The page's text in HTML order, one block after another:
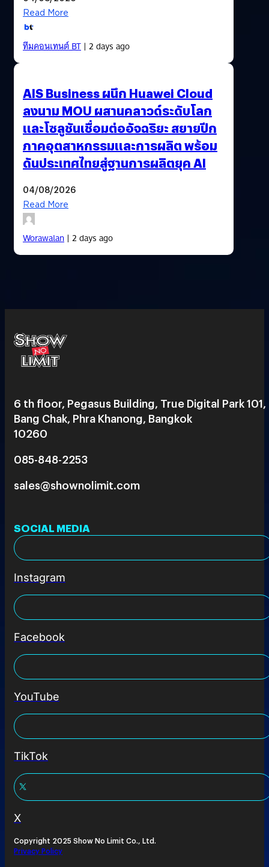
Read More
ทีมคอนเทนต์ BT| 2 days ago
AIS Business ผนึก Huawei Cloud
ลงนาม MOU ผสานคลาวด์ระดับโลก
และโซลูชันเชื่อมต่ออัจฉริยะ สยายปีก
ภาคอุตสาหกรรมและการผลิต พร้อม
ดันประเทศไทยสู่ฐานการผลิตยุค AI
04/08/2026
Read More
Worawalan| 2 days ago
6 th floor, Pegasus Building, True Digital Park 101,
Bang Chak, Phra Khanong, Bangkok
10260
085-848-2253
sales@shownolimit.com
SOCIAL MEDIA
Instagram
Facebook
YouTube
TikTok
X
Copyright 2025 Show No Limit Co., Ltd.
Privacy Policy